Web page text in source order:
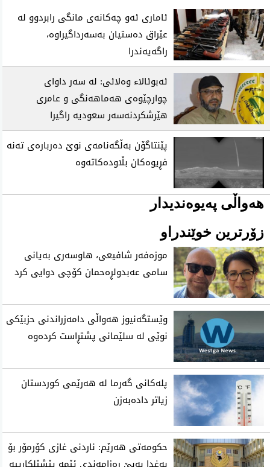
ئاماری ئه‌و چه‌كانه‌ی مانگی رابردوو له‌
عێراق ده‌ستیان به‌سه‌رداگیراوه‌،
راگه‌یه‌ندرا
ئه‌بوئالا‌ء وه‌لائی: له‌ سه‌ر داوای‌
چوارچێوه‌ی هه‌ماهه‌نگی و عامری
هێرشكردنه‌سه‌ر سعودیه‌ راگیرا
پێنتاگۆن به‌ڵگه‌نامه‌ی‌ نوێ ده‌رباره‌ی‌ ته‌نه‌
فڕیوه‌كان بڵاوده‌كاته‌وه‌
هەواڵی پەیوەندیدار
زۆرترین خوێندراو
موزه‌فه‌ر شافیعی، هاوسه‌ری به‌یانی
سامی عه‌بدولڕه‌حمان كۆچی‌ دوایی كرد
وێستگەنیوز هەواڵی دامەزراندنی حزبێکی
نوێی لە سلێمانی پشتڕاست کردەوە
پلەکانی گەرما لە هەرێمی کوردستان
زیاتر دادەبەزن
حکومەتی هەرێم: ناردنی غازی کۆرمۆر بۆ